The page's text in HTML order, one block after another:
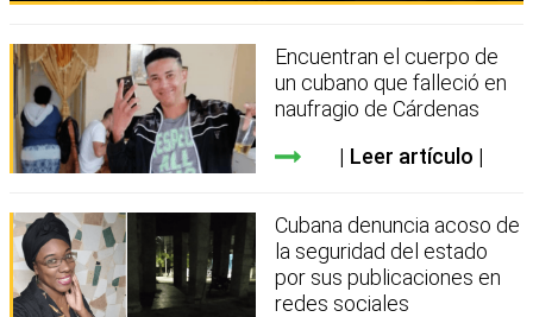
Encuentran el cuerpo de
un cubano que falleció en
naufragio de Cárdenas
Leer artículo
Cubana denuncia acoso de
la seguridad del estado
por sus publicaciones en
redes sociales